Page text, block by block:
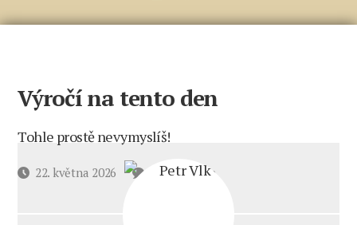
republika
Výročí na tento den
Tohle prostě nevymyslíš!
Datum22. května 2026 4 komentářeu